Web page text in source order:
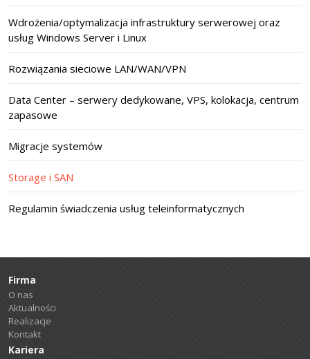
Wdrożenia/optymalizacja infrastruktury serwerowej oraz
usług Windows Server i Linux
Rozwiązania sieciowe LAN/WAN/VPN
Data Center – serwery dedykowane, VPS, kolokacja, centrum
zapasowe
Migracje systemów
Storage i SAN
Regulamin świadczenia usług teleinformatycznych
Firma
O nas
Aktualności
Realizacje
Kontakt
Kariera